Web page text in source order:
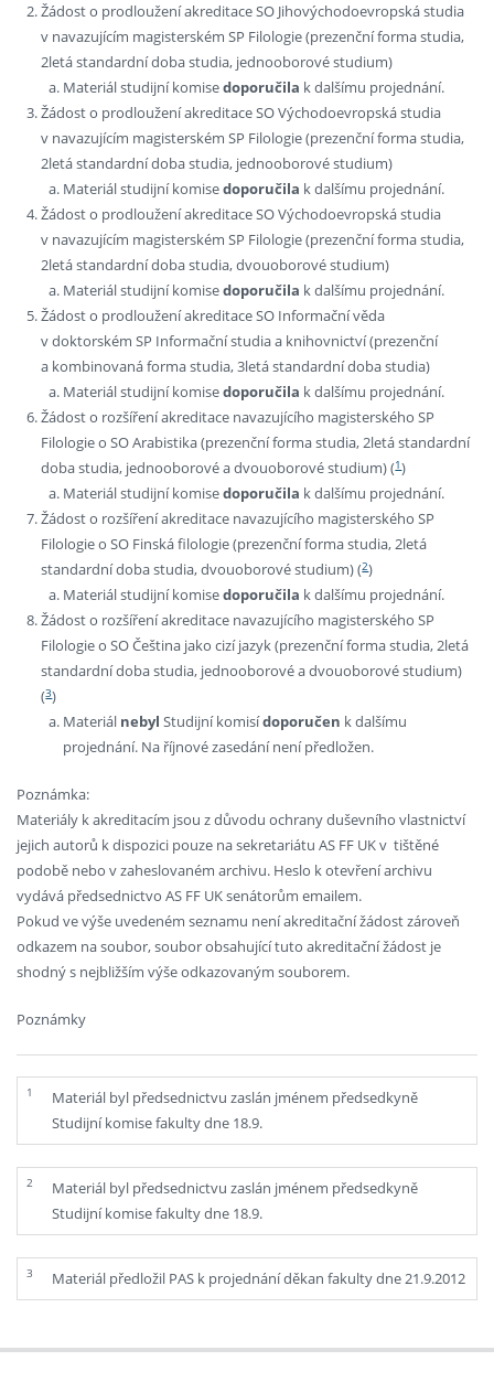
Žádost o prodloužení akreditace SO Jihovýchodoevropská studia
v navazujícím magisterském SP Filologie (prezenční forma studia,
2letá standardní doba studia, jednooborové studium)
Materiál studijní komisedoporučila k dalšímu projednání.
Žádost o prodloužení akreditace SO Východoevropská studia
v navazujícím magisterském SP Filologie (prezenční forma studia,
2letá standardní doba studia, jednooborové studium)
Materiál studijní komisedoporučila k dalšímu projednání.
Žádost o prodloužení akreditace SO Východoevropská studia
v navazujícím magisterském SP Filologie (prezenční forma studia,
2letá standardní doba studia, dvouoborové studium)
Materiál studijní komisedoporučila k dalšímu projednání.
Žádost o prodloužení akreditace SO Informační věda
v doktorském SP Informační studia a knihovnictví (prezenční
a kombinovaná forma studia, 3letá standardní doba studia)
Materiál studijní komisedoporučila k dalšímu projednání.
Žádost o rozšíření akreditace navazujícího magisterského SP
Filologie o SO Arabistika (prezenční forma studia, 2letá standardní
doba studia, jednooborové a dvouoborové studium) (1)
Materiál studijní komisedoporučila k dalšímu projednání.
Žádost o rozšíření akreditace navazujícího magisterského SP
Filologie o SO Finská filologie (prezenční forma studia, 2letá
standardní doba studia, dvouoborové studium) (2)
Materiál studijní komisedoporučila k dalšímu projednání.
Žádost o rozšíření akreditace navazujícího magisterského SP
Filologie o SO Čeština jako cizí jazyk (prezenční forma studia, 2letá
standardní doba studia, jednooborové a dvouoborové studium)
(3)
Materiál nebyl Studijní komisídoporučen k dalšímu
projednání. Na říjnové zasedání není předložen.
Poznámka:
Materiály k akreditacím jsou z důvodu ochrany duševního vlastnictví
jejich autorů k dispozici pouze na sekretariátu AS FF UK v tištěné
podobě nebo v zaheslovaném archivu. Heslo k otevření archivu
vydává předsednictvo AS FF UK senátorům emailem.
Pokud ve výše uvedeném seznamu není akreditační žádost zároveň
odkazem na soubor, soubor obsahující tuto akreditační žádost je
shodný s nejbližším výše odkazovaným souborem.
Poznámky
1
Materiál byl předsednictvu zaslán jménem předsedkyně
Studijní komise fakulty dne 18.9.
2
Materiál byl předsednictvu zaslán jménem předsedkyně
Studijní komise fakulty dne 18.9.
3 Materiál předložil PAS k projednání děkan fakulty dne 21.9.2012